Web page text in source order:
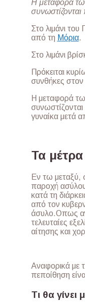
Η μεταφορά
Στο λιμάνι
από τη Μόρια.
Στο λιμάνι
Πρόκειται
συνθήκες
Η μεταφορά
γυναίκα μετά
Τα
Εν τω μεταξύ,
παροχή
κατά τη
από τον
άσυλο.Οπως
τελευταίες
αίτησης και
Αναφορικά με
πεποίθηση
Τι θα γίνει